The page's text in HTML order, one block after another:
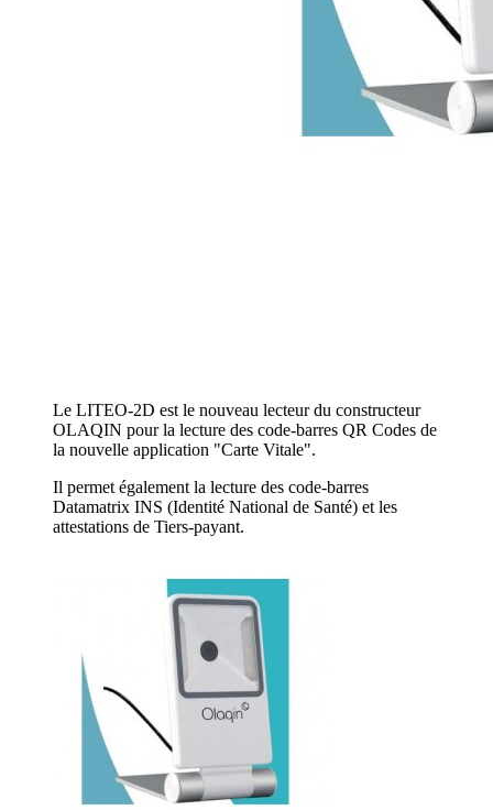
Le LITEO-2D est le nouveau lecteur du constructeur
OLAQIN pour la lecture des code-barres QR Codes de
la nouvelle application "Carte Vitale".
Il permet également la lecture des code-barres
Datamatrix INS (Identité National de Santé) et les
attestations de Tiers-payant.